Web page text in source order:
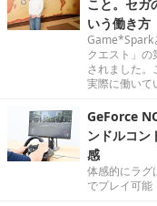
こと。セガ
いう働き方
Game*Spark
クエスト」の
されました。
実際に働いて
GeForce
ンドルコン
感
体感的にラグ
でプレイ可能